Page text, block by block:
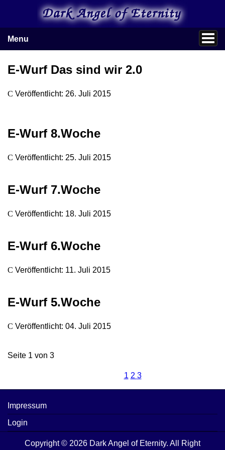
Menu
E-Wurf Das sind wir 2.0
Veröffentlicht: 26. Juli 2015
E-Wurf 8.Woche
Veröffentlicht: 25. Juli 2015
E-Wurf 7.Woche
Veröffentlicht: 18. Juli 2015
E-Wurf 6.Woche
Veröffentlicht: 11. Juli 2015
E-Wurf 5.Woche
Veröffentlicht: 04. Juli 2015
Seite 1 von 3
1 2 3
Impressum
Login
Copyright © 2026 Dark Angel of Eternity. All Right